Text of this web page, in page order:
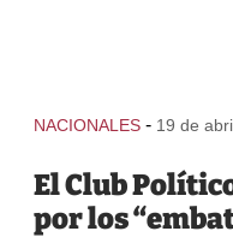
NACIONALES - 19 de
El Club
por los